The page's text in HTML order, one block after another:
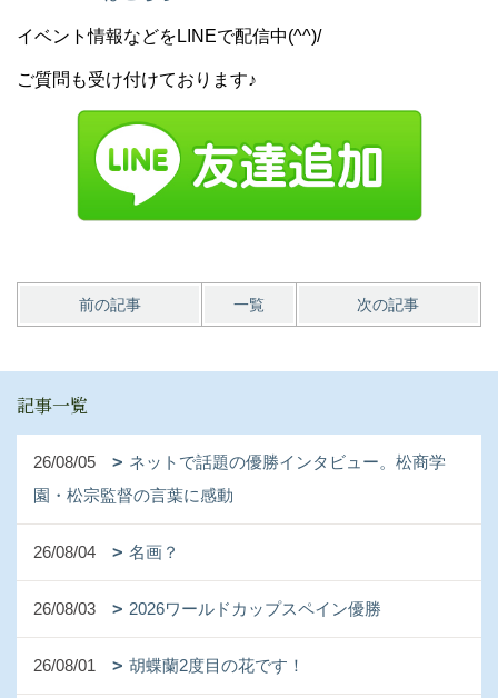
イベント情報などをLINEで配信中(^^)/
ご質問も受け付けております♪
前の記事 一覧 次の記事
記事一覧
26/08/05
ネットで話題の優勝インタビュー。松商学
園・松宗監督の言葉に感動
26/08/04 名画？
26/08/03 2026ワールドカップスペイン優勝
26/08/01 胡蝶蘭2度目の花です！